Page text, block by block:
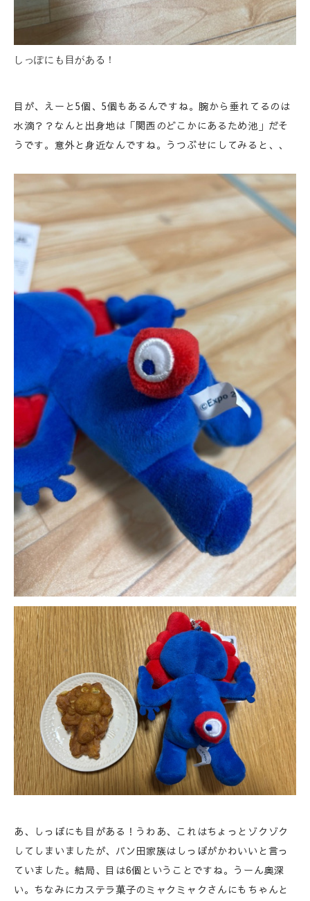
しっぽにも目がある！
目が、えーと5個、5個もあるんですね。腕から垂れてるのは
水滴？？なんと出身地は「関西のどこかにあるため池」だそ
うです。意外と身近なんですね。うつぶせにしてみると、、
あ、しっぽにも目がある！うわあ、これはちょっとゾクゾク
してしまいましたが、パン田家族はしっぽがかわいいと言っ
ていました。結局、目は6個ということですね。うーん奥深
い。ちなみにカステラ菓子のミャクミャクさんにもちゃんと